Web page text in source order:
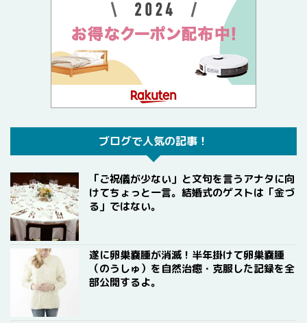
ブログで人気の記事！
「ご祝儀が少ない」と文句を言うアナタに向
けてちょっと一言。結婚式のゲストは「金づ
る」ではない。
遂に卵巣嚢腫が消滅！半年掛けて卵巣嚢腫
（のうしゅ）を自然治癒・克服した記録を全
部公開するよ。